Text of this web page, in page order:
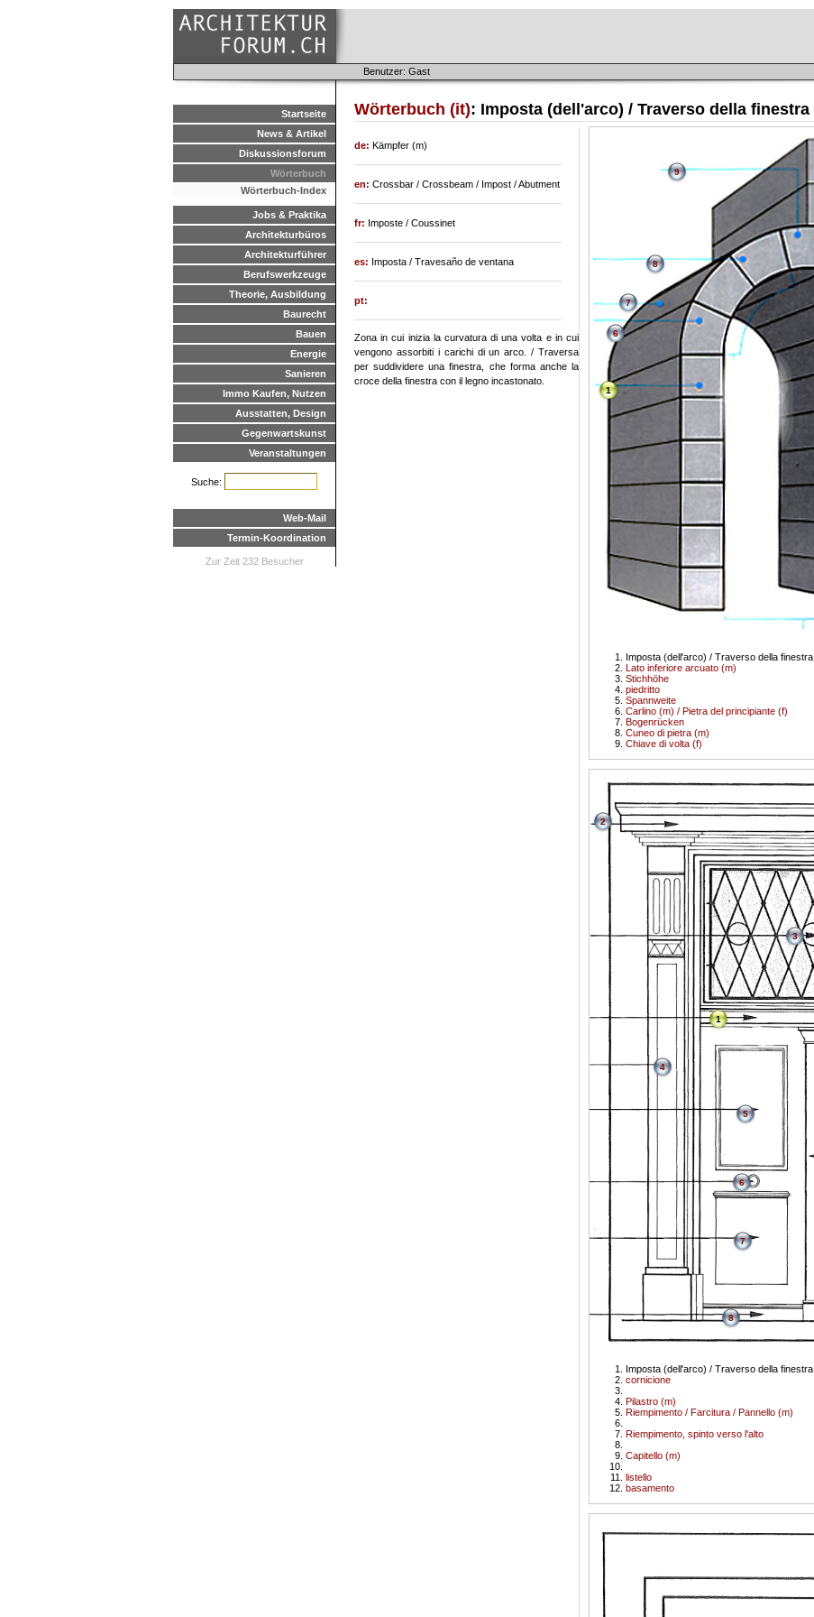
Benutzer: Gast
Startseite
News & Artikel
Diskussionsforum
Wörterbuch
Wörterbuch-Index
Jobs & Praktika
Architekturbüros
Architekturführer
Berufswerkzeuge
Theorie, Ausbildung
Baurecht
Bauen
Energie
Sanieren
Immo Kaufen, Nutzen
Ausstatten, Design
Gegenwartskunst
Veranstaltungen
Suche:
Web-Mail
Termin-Koordination
Zur Zeit 232 Besucher
Wörterbuch (it): Imposta (dell'arco) / Traverso della finestra
1
Imposta (dell'arco) / Traverso della finestra
Lato inferiore arcuato (m)
Stichhöhe
piedritto
Spannweite
Carlino (m) / Pietra del principiante (f)
6
Bogenrücken
7
Cuneo di pietra (m)
8
Chiave di volta (f)
9
1
Imposta (dell'arco) / Traverso della finestra
cornicione
2
3
Pilastro (m)
4
Riempimento / Farcitura / Pannello (m)
5
6
Riempimento, spinto verso l'alto
7
8
Capitello (m)
listello
basamento
de: Kämpfer (m)
en: Crossbar / Crossbeam / Impost / Abutment
fr: Imposte / Coussinet
es: Imposta / Travesaño de ventana
pt:
Zona in cui inizia la curvatura di una volta e in cui
vengono assorbiti i carichi di un arco. / Traversa
per suddividere una finestra, che forma anche la
croce della finestra con il legno incastonato.